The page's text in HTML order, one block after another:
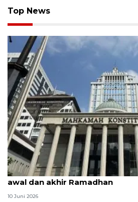
Top News
MK uji materi UU Peradilan
awal dan akhir Ramadhan
10 Juni 2026